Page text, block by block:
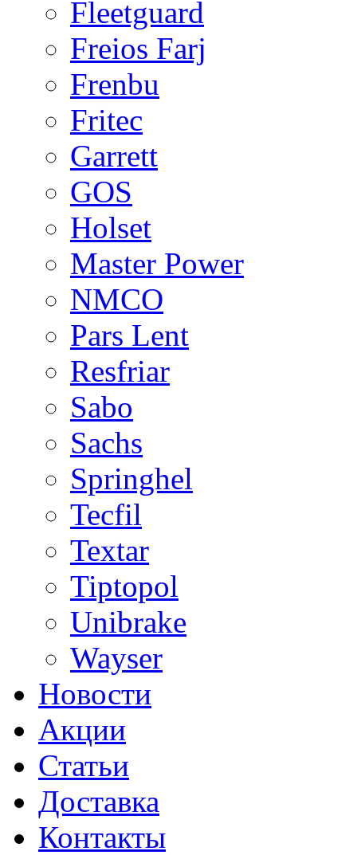
Fleetguard
Freios Farj
Frenbu
Fritec
Garrett
GOS
Holset
Master Power
NMCO
Pars Lent
Resfriar
Sabo
Sachs
Springhel
Tecfil
Textar
Tiptopol
Unibrake
Wayser
Новости
Акции
Статьи
Доставка
Контакты